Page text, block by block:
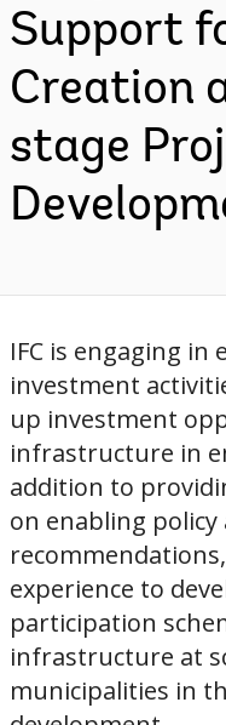
Support
Creation
stage
IFC is engaging in
investment
up investment
infrastructure in
addition to
on enabling
experience to
participation
infrastructure at
municipalities in